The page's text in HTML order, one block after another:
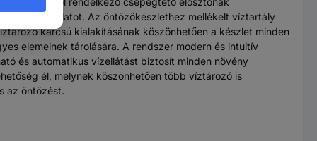
vízhasználatot. Az öntözőkészlethez mellékelt víztartály
karcsú kialakításának köszönhetően a készlet minden
elemeinek tárolására. A rendszer modern és intuitív
és automatikus vízellátást biztosít minden növény
él, melynek köszönhetően több víztározó is
az öntözést.